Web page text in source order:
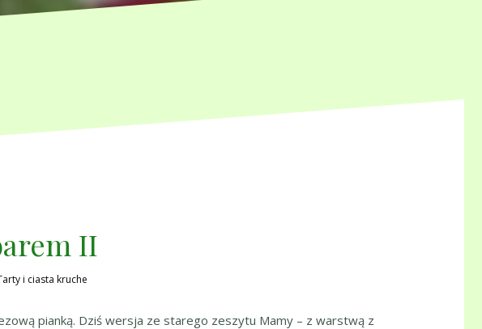
II
i ciasta kruche
pianką. Dziś wersja ze starego zeszytu Mamy – z warstwą z